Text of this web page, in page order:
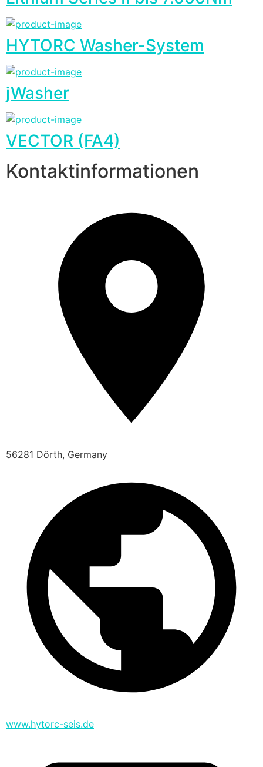
HYTORC Washer-System
jWasher
VECTOR (FA4)
Kontaktinformationen
56281 Dörth, Germany
www.hytorc-seis.de